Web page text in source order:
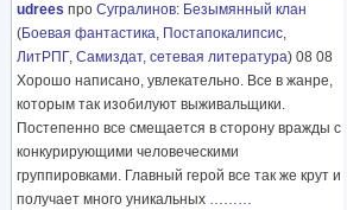
udrees про Сугралинов: Безымянный клан
(Боевая фантастика, Постапокалипсис,
ЛитРПГ, Самиздат, сетевая литература) 08 08
Хорошо написано, увлекательно. Все в жанре,
которым так изобилуют выживальщики.
Постепенно все смещается в сторону вражды с
конкурирующими человеческими
группировками. Главный герой все так же крут и
получает много уникальных ………